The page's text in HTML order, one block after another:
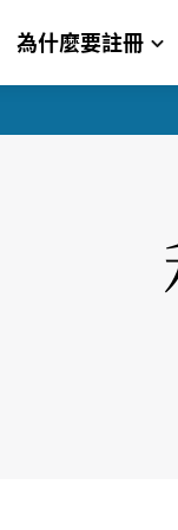
為什麼要註冊